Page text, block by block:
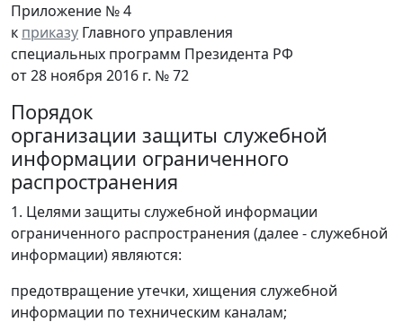
Приложение № 4
к приказу Главного управления
специальных программ Президента РФ
от 28 ноября 2016 г. № 72
Порядок
организации защиты служебной
информации ограниченного
распространения
1. Целями защиты служебной информации
ограниченного распространения (далее - служебной
информации) являются:
предотвращение утечки, хищения служебной
информации по техническим каналам;